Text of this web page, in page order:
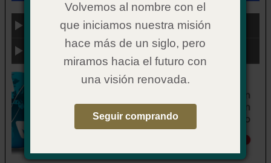
Categoría
Enlaces útiles
Volvemos al nombre con el
que iniciamos nuestra misión
hace más de un siglo, pero
miramos hacia el futuro con
una visión renovada.
Seguir comprando